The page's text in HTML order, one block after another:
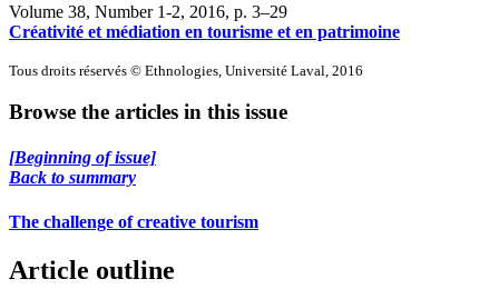
Volume 38, Number 1-2, 2016, p. 3–29
Créativité et médiation en tourisme et en patrimoine
Tous droits réservés © Ethnologies, Université Laval, 2016
Browse the articles in this issue
[Beginning of issue]
Back to summary
The challenge of creative tourism
Article outline